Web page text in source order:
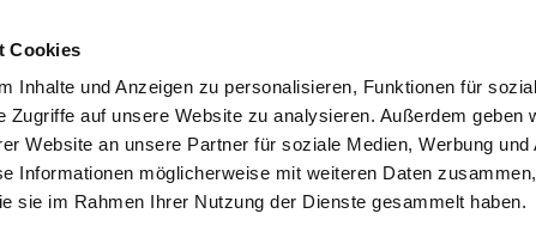
Cookies
Inhalte und Anzeigen zu personalisieren, Funktionen für
Zugriffe auf unsere Website zu analysieren. Außerdem geben
Website an unsere Partner für soziale Medien, Werbung und
Informationen möglicherweise mit weiteren Daten
sie im Rahmen Ihrer Nutzung der Dienste gesammelt haben.
Garten Aktuelles Ratgeber